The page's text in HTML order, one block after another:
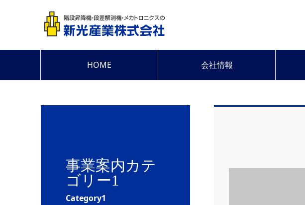
HOME 会社情報
事業案内カテ
ゴリー1
Category1